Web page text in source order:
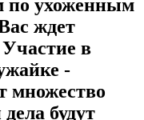
по ухоженным
ждет
в
-
множество
будут